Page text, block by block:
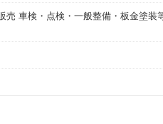
売 車検・点検・一般整備・板金塗